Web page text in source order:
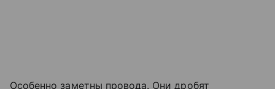
Особенно заметны провода. Они дробят